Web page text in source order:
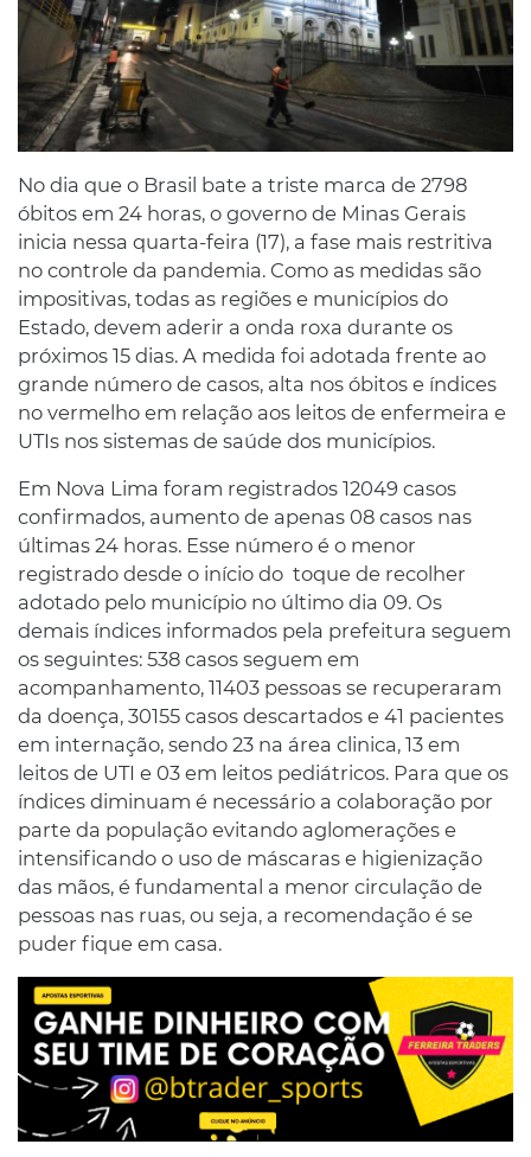
No dia que o Brasil bate a triste marca de 2798
óbitos em 24 horas, o governo de Minas Gerais
inicia nessa quarta-feira (17), a fase mais restritiva
no controle da pandemia. Como as medidas são
impositivas, todas as regiões e municípios do
Estado, devem aderir a onda roxa durante os
próximos 15 dias. A medida foi adotada frente ao
grande número de casos, alta nos óbitos e índices
no vermelho em relação aos leitos de enfermeira e
UTIs nos sistemas de saúde dos municípios.
Em Nova Lima foram registrados 12049 casos
confirmados, aumento de apenas 08 casos nas
últimas 24 horas. Esse número é o menor
registrado desde o início do toque de recolher
adotado pelo município no último dia 09. Os
demais índices informados pela prefeitura seguem
os seguintes: 538 casos seguem em
acompanhamento, 11403 pessoas se recuperaram
da doença, 30155 casos descartados e 41 pacientes
em internação, sendo 23 na área clinica, 13 em
leitos de UTI e 03 em leitos pediátricos. Para que os
índices diminuam é necessário a colaboração por
parte da população evitando aglomerações e
intensificando o uso de máscaras e higienização
das mãos, é fundamental a menor circulação de
pessoas nas ruas, ou seja, a recomendação é se
puder fique em casa.